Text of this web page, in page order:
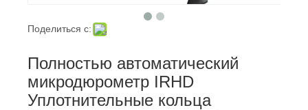
Поделиться с:
Полностью автоматический
микродюрометр IRHD
Уплотнительные кольца